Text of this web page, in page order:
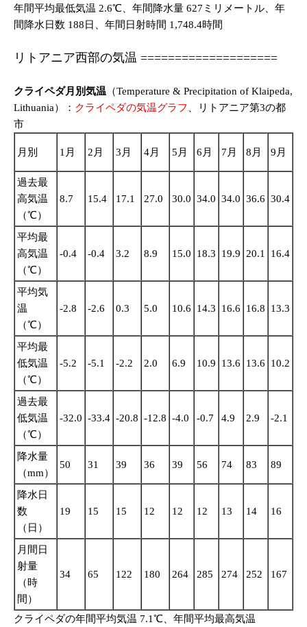
年間平均最低気温 2.6℃、年間降水量 627ミリメートル、年
間降水日数 188日、年間日射時間 1,748.4時間
リトアニア西部の気温 ====================
クライペダ月別気温 （Temperature & Precipitation of Klaipeda,
Lithuania）： クライペダの気温グラフ
、リトアニア第3の都
市
月別 1月 2月 3月 4月 5月 6月 7月 8月 9月
過去最
高気温
（℃）
8.7 15.4 17.1 27.0 30.0 34.0 34.0 36.6 30.4
平均最
高気温
（℃）
-0.4 -0.4 3.2 8.9 15.0 18.3 19.9 20.1 16.4
平均気
温
（℃）
-2.8 -2.6 0.3 5.0 10.6 14.3 16.6 16.8 13.3
平均最
低気温
（℃）
-5.2 -5.1 -2.2 2.0 6.9 10.9 13.6 13.6 10.2
過去最
低気温
（℃）
-32.0 -33.4 -20.8 -12.8 -4.0 -0.7 4.9 2.9 -2.1
降水量
（mm）
50 31 39 36 39 56 74 83 89
降水日
数
（日）
19 15 15 12 12 12 13 14 16
月間日
射量
（時
間）
34 65 122 180 264 285 274 252 167
クライペダの年間平均気温 7.1℃、年間平均最高気温